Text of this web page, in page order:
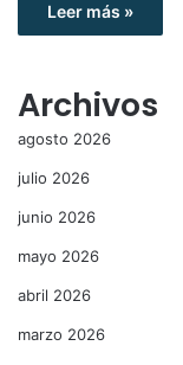
Leer más »
Archivos
agosto 2026
julio 2026
junio 2026
mayo 2026
abril 2026
marzo 2026